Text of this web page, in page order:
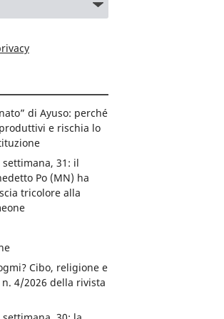
di Ayuso: perché
e rischia lo
31: il
Po (MN) ha
tricolore alla
Cibo, religione e
4/2026 della rivista